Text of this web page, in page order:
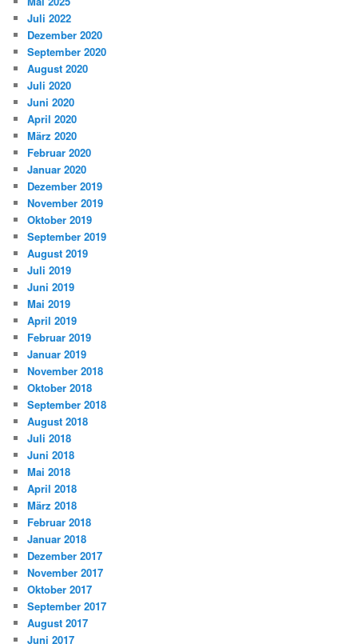
Juli 2022
Dezember 2020
September 2020
August 2020
Juli 2020
Juni 2020
April 2020
März 2020
Februar 2020
Januar 2020
Dezember 2019
November 2019
Oktober 2019
September 2019
August 2019
Juli 2019
Juni 2019
Mai 2019
April 2019
Februar 2019
Januar 2019
November 2018
Oktober 2018
September 2018
August 2018
Juli 2018
Juni 2018
Mai 2018
April 2018
März 2018
Februar 2018
Januar 2018
Dezember 2017
November 2017
Oktober 2017
September 2017
August 2017
Juni 2017